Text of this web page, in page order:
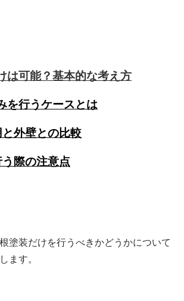
は可能？基本的な考え方
を行うケースとは
外壁との比較
際の注意点
塗装だけを行うべきかどうかについて
ます。